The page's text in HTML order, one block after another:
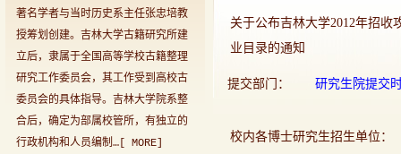
著名学者与当时历史系主任张忠培教
授筹划创建。吉林大学古籍研究所建
立后，隶属于全国高等学校古籍整理
研究工作委员会，其工作受到高校古
委员会的具体指导。吉林大学院系整
合后，确定为部属校管所，有独立的
行政机构和人员编制…[ MORE
关于公布吉林大学2012年招
业目录的通知
提交部门： 研究生院提交
校内各博士研究生招生单位：